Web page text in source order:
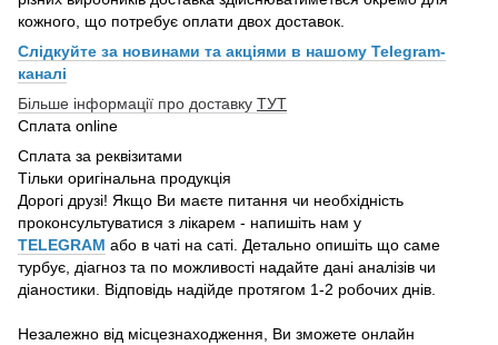
кожного, що потребує оплати двох доставок.
Слідкуйте за новинами та акціями в нашому Telegram-
каналі
Більше інформації про доставку ТУТ
Сплата online
Сплата за реквізитами
Тільки оригінальна продукція
Дорогі друзі! Якщо Ви маєте питання чи необхідність
проконсультуватися з лікарем - напишіть нам у
TELEGRAM або в чаті на саті. Детально опишіть що саме
турбує, діагноз та по можливості надайте дані аналізів чи
діаностики. Відповідь надійде протягом 1-2 робочих днів.
Незалежно від місцезнаходження, Ви зможете онлайн